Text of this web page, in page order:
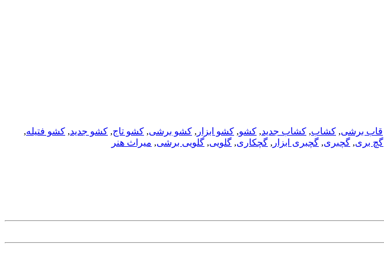
قاب برشی, کشاب, کشاب جدید, کشو, کشو ابزار , کشو برشی, کشو تاج, کشو جدید, کشو فتیله,
گچ بری, گچبری, گچبری ابزار , گچکاری, گلویی, گلویی برشی, میراث هنر